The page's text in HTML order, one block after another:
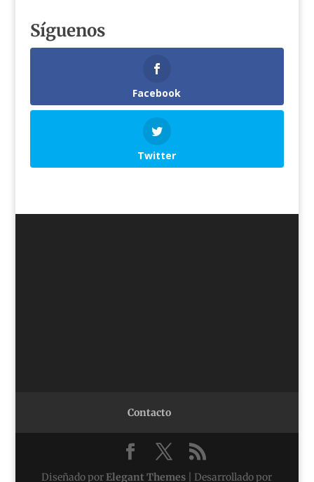
Síguenos
Facebook
Twitter
Contacto
Diseñado porElegant Themes | Desarrollado por